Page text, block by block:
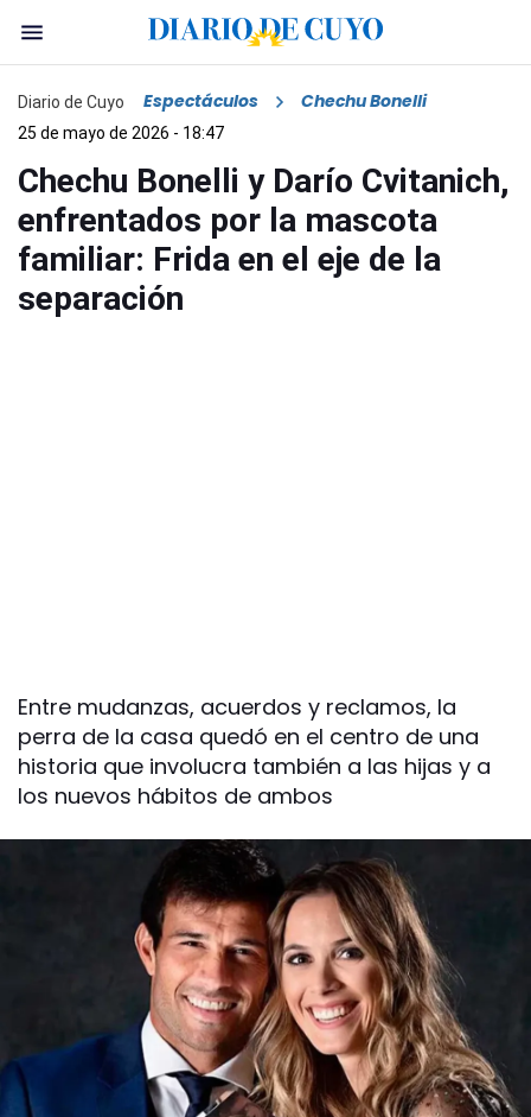
Diario de Cuyo Espectáculos Chechu Bonelli
25 de mayo de 2026 - 18:47
Chechu Bonelli y Darío Cvitanich,
enfrentados por la mascota
familiar: Frida en el eje de la
separación
Entre mudanzas, acuerdos y reclamos, la
perra de la casa quedó en el centro de una
historia que involucra también a las hijas y a
los nuevos hábitos de ambos